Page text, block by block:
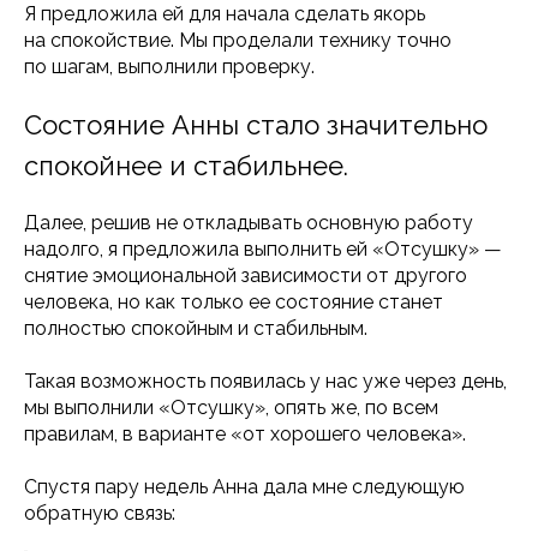
Я предложила ей для начала сделать якорь
на спокойствие. Мы проделали технику точно
по шагам, выполнили проверку.
Состояние Анны стало значительно
спокойнее и стабильнее.
Далее, решив не откладывать основную работу
надолго, я предложила выполнить ей «Отсушку» —
снятие эмоциональной зависимости от другого
человека, но как только ее состояние станет
полностью спокойным и стабильным.
Такая возможность появилась у нас уже через день,
мы выполнили «Отсушку», опять же, по всем
правилам, в варианте «от хорошего человека».
Спустя пару недель Анна дала мне следующую
обратную связь: